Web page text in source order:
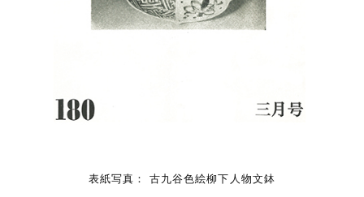
表紙写真： 古九谷色絵柳下人物文鉢